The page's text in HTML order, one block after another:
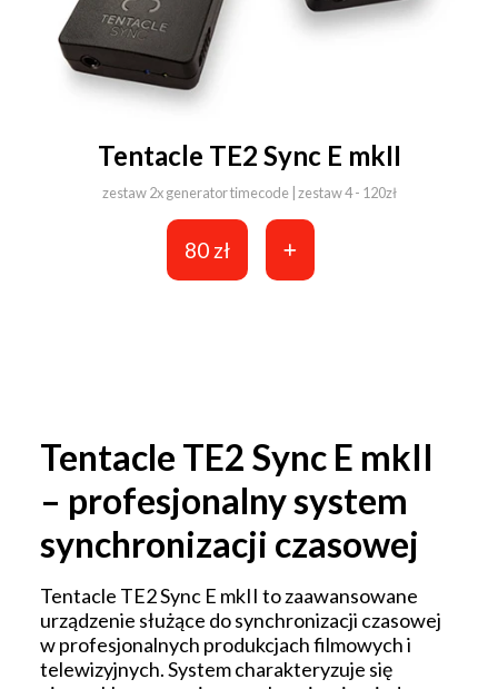
Tentacle TE2 Sync E mkII
zestaw 2x generator timecode | zestaw 4 - 120zł
80 zł
Tentacle TE2 Sync E mkII
– profesjonalny system
synchronizacji czasowej
Tentacle TE2 Sync E mkII to zaawansowane
urządzenie służące do synchronizacji czasowej
w profesjonalnych produkcjach filmowych i
telewizyjnych. System charakteryzuje się